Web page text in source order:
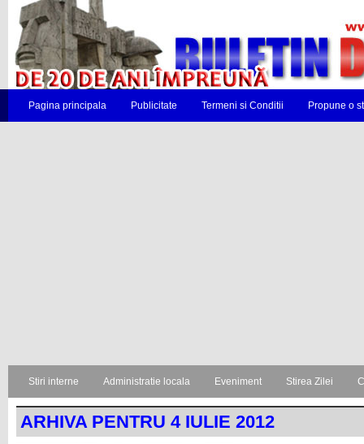
Pagina principala Publicitate Termeni si Conditii Propune o
Stiri interne Administratie locala Eveniment Stirea Zilei
ARHIVA PENTRU 4 IULIE 2012